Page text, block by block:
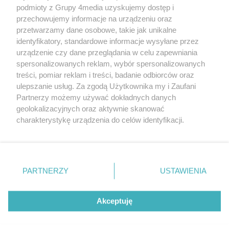
REKLAMA
Reklama Kontakt
Informacja o Nadawcy
Szukaj
podmioty z Grupy 4media uzyskujemy dostęp i
przechowujemy informacje na urządzeniu oraz
przetwarzamy dane osobowe, takie jak unikalne
identyfikatory, standardowe informacje wysyłane przez
urządzenie czy dane przeglądania w celu zapewniania
spersonalizowanych reklam, wybór spersonalizowanych
treści, pomiar reklam i treści, badanie odbiorców oraz
ulepszanie usług. Za zgodą Użytkownika my i Zaufani
Partnerzy możemy używać dokładnych danych
geolokalizacyjnych oraz aktywnie skanować
charakterystykę urządzenia do celów identyfikacji.
zmienić/wycofać klikając przycisk ustawień prywatności
znajdujący się w lewym dolnym rogu strony
. Niektóre
użytkownika, ale masz prawo sprzeciwić się takiemu
przetwarzaniu. Preferencje będą miały zastosowania tylko
PARTNERZY USTAWIENIA
Akceptuję